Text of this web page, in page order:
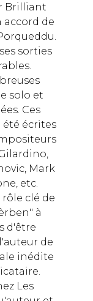
Brilliant
accord de
sorties
solo et
Ces
écrites
Mark
etc.
rôle clé de
à
d'être
de
inédite
Les